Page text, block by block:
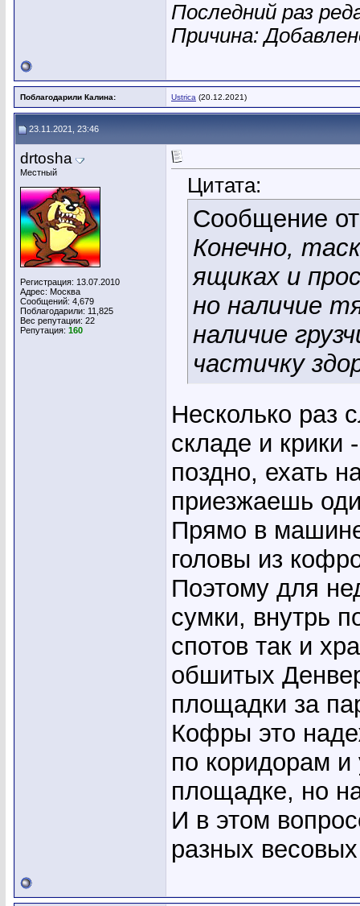
Последний раз
Причина:
Поблагодарили Калина: Ustrica (20.12.2021)
23.11.2021, 23:46
drtosha
Местный
Регистрация: 13.07.2010
Адрес: Москва
Сообщений: 4,679
Поблагодарили: 11,825
Вес репутации: 22
Репутация: 160
Цитата:
Сообщение
Конечно,
ящиках и
но наличие
наличие
частичку
Несколько раз
складе и
поздно, ехать
приезжаешь
Прямо в
головы из
Поэтому для
сумки, внутрь
спотов так и
обшитых
площадки за
Кофры это
по коридорам
площадке, но
И в этом
разных